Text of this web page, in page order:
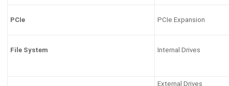
PCIe PCIe Expansion
File System Internal Drives
External Drives